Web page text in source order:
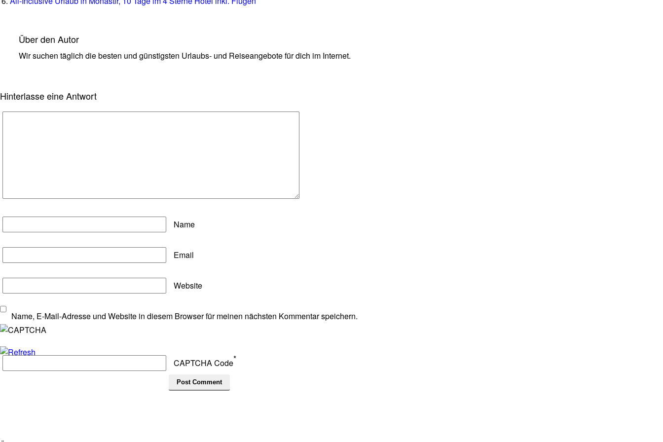
Über den Autor
Wir suchen täglich die besten und günstigsten Urlaubs- und Reiseangebote für dich im Internet.
Hinterlasse eine Antwort
Name
Email
Website
Name, E-Mail-Adresse und Website in diesem Browser für meinen nächsten Kommentar speichern.
CAPTCHA Code*